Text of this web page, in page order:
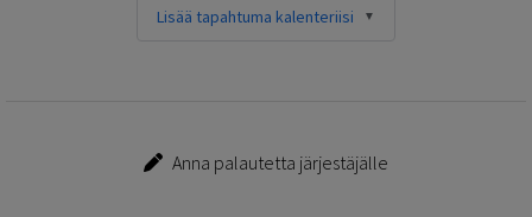
Lisää tapahtuma kalenteriisi
Anna palautetta järjestäjälle